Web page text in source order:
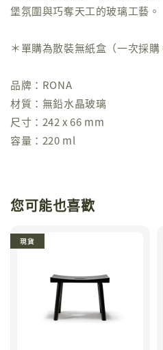
堡氛圍與巧奪天工的玻璃工藝。
＊單購為散裝無紙盒（一次採購
品牌：RONA
材質：無鉛水晶玻璃
尺寸：242 x 66 mm
容量：220 ml
您可能也喜歡
現貨